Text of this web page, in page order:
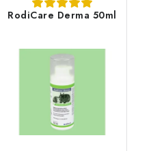
RodiCare Derma 50ml